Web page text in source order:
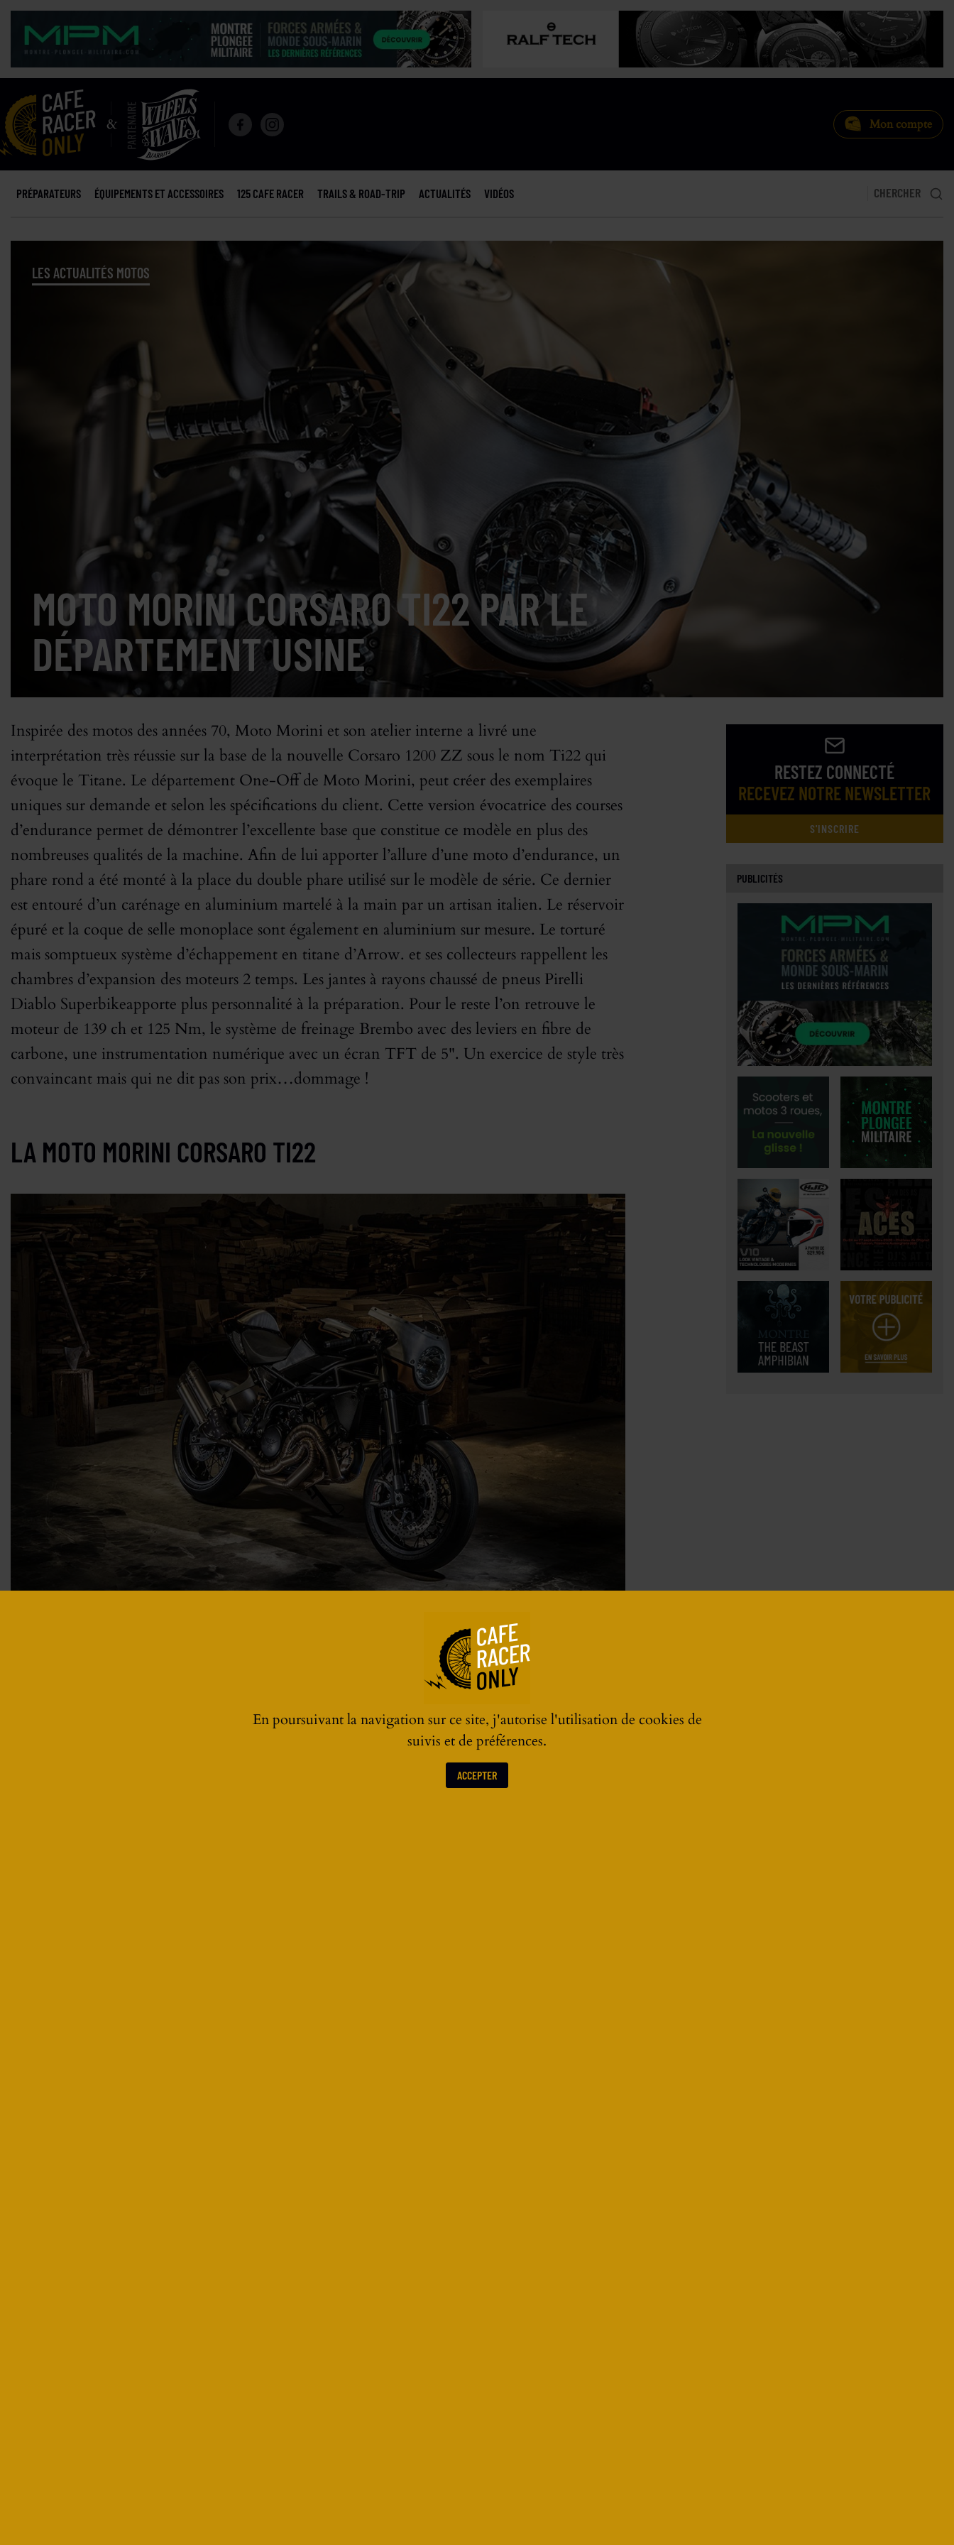
Mon compte
PRÉPARATEURS ÉQUIPEMENTS ET ACCESSOIRES 125 CAFE RACER TRAILS & ROAD-TRIP ACTUALITÉS VIDÉOS CHERCHER
LES ACTUALITÉS MOTOS
MOTO MORINI CORSARO TI22 PAR LE
DÉPARTEMENT USINE
Inspirée des motos des années 70, Moto Morini et son atelier interne a livré une
interprétation très réussie sur la base de la nouvelle Corsaro 1200 ZZ sous le nom Ti22 qui
évoque le Titane. Le département One-Off de Moto Morini, peut créer des exemplaires
uniques sur demande et selon les spécifications du client. Cette version évocatrice des courses
d’endurance permet de démontrer l’excellente base que constitue ce modèle en plus des
nombreuses qualités de la machine. Afin de lui apporter l’allure d’une moto d’endurance, un
phare rond a été monté à la place du double phare utilisé sur le modèle de série. Ce dernier
est entouré d’un carénage en aluminium martelé à la main par un artisan italien. Le réservoir
épuré et la coque de selle monoplace sont également en aluminium sur mesure. Le torturé
mais somptueux système d’échappement en titane d’Arrow. et ses collecteurs rappellent les
chambres d’expansion des moteurs 2 temps. Les jantes à rayons chaussé de pneus Pirelli
Diablo Superbikeapporte plus personnalité à la préparation. Pour le reste l’on retrouve le
moteur de 139 ch et 125 Nm, le système de freinage Brembo avec des leviers en fibre de
carbone, une instrumentation numérique avec un écran TFT de 5". Un exercice de style très
convaincant mais qui ne dit pas son prix…dommage !
LA MOTO MORINI CORSARO TI22
RESTEZ CONNECTÉ
RECEVEZ NOTRE NEWSLETTER
S'INSCRIRE
PUBLICITÉS
En poursuivant la navigation sur ce site, j'autorise l'utilisation de cookies de
suivis et de préférences.
ACCEPTER